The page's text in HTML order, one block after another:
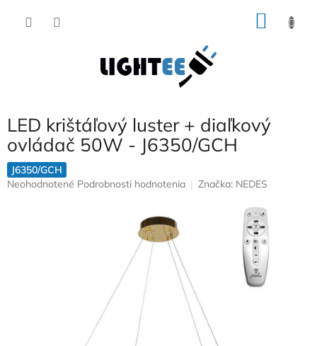
LED krištáľový luster + diaľkový
ovládač 50W - J6350/GCH
J6350/GCH
Priemerné
Neohodnotené Podrobnosti hodnotenia Značka: NEDES